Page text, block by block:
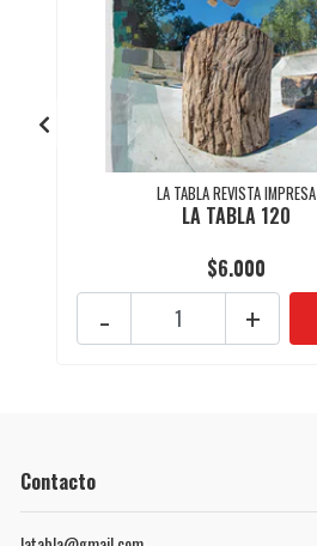
LA TABLA REVISTA IMPRESA
LA TABLA 120
$6.000
+
-
Contacto